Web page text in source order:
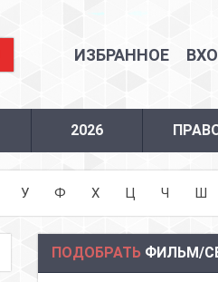
ИЗБРАННОЕ
2026
У Ф Х Ц Ч Ш
ПОДОБРАТЬ ФИЛЬМ/